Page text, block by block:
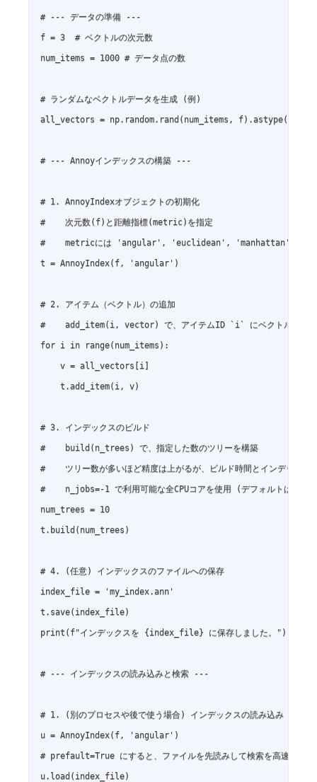
# --- データの準備 ---
f = 3  # ベクトルの次元数
num_items = 1000 # データ点の数
# ランダムなベクトルデータを生成 (例)
all_vectors = np.random.rand(num_items,
# --- Annoyインデックスの構築 ---
# 1. AnnoyIndexオブジェクトの初期化
#    次元数(f)と距離指標(metric)を指定
#    metricには 'angular', 'euclidean', 'manhattan',
t = AnnoyIndex(f, 'angular')
# 2. アイテム（ベクトル）の追加
#    add_item(i, vector) で、アイテムID `i` にベクトル
for i in range(num_items):
    v = all_vectors[i]
    t.add_item(i, v)
# 3. インデックスのビルド
#    build(n_trees) で、指定した数のツリーを構築
#    ツリー数が多いほど精度は上がるが、ビルド時間とインデックス
#    n_jobs=-1 で利用可能な全CPUコアを使用 (デフォルトは1)
num_trees = 10
t.build(num_trees)
# 4. (任意) インデックスのファイルへの保存
index_file = 'my_index.ann'
t.save(index_file)
print(f"インデックスを {index_file} に保存しました。")
# --- インデックスの読み込みと検索 ---
# 1. (別のプロセスや後で使う場合) インデックスの読み込み
u = AnnoyIndex(f, 'angular')
# prefault=True にすると、ファイルを先読みして検索を高速化でき
u.load(index_file)